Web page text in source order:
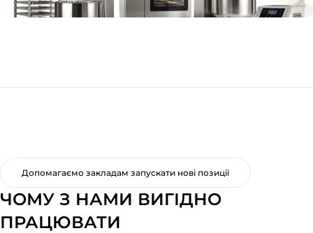
Допомагаємо закладам запускати нові позиції
ЧОМУ З НАМИ ВИГІДНО
ПРАЦЮВАТИ